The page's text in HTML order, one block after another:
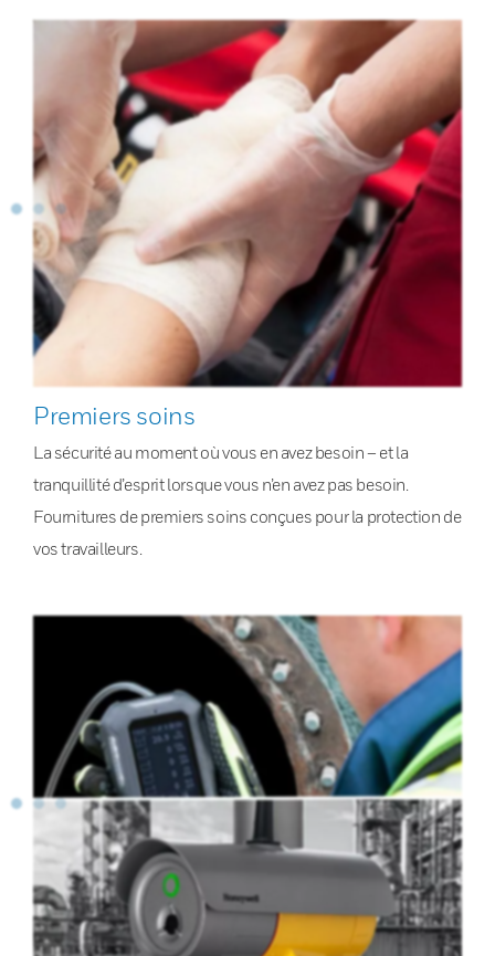
Premiers soins
La sécurité au moment où vous en avez besoin – et la
tranquillité d’esprit lorsque vous n’en avez pas besoin.
Fournitures de premiers soins conçues pour la protection de
vos travailleurs.